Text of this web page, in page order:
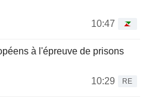
10:47
à l'épreuve de prisons
10:29
RE